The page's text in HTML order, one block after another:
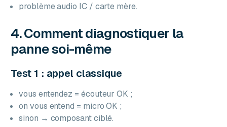
problème audio IC / carte mère.
4. Comment diagnostiquer la
panne soi-même
Test 1 : appel classique
vous entendez = écouteur OK ;
on vous entend = micro OK ;
sinon → composant ciblé.